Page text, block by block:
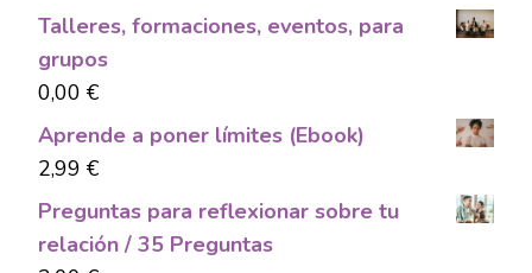
Talleres, formaciones, eventos, para
grupos
0,00 €
Aprende a poner límites (Ebook)
2,99 €
Preguntas para reflexionar sobre tu
relación / 35 Preguntas